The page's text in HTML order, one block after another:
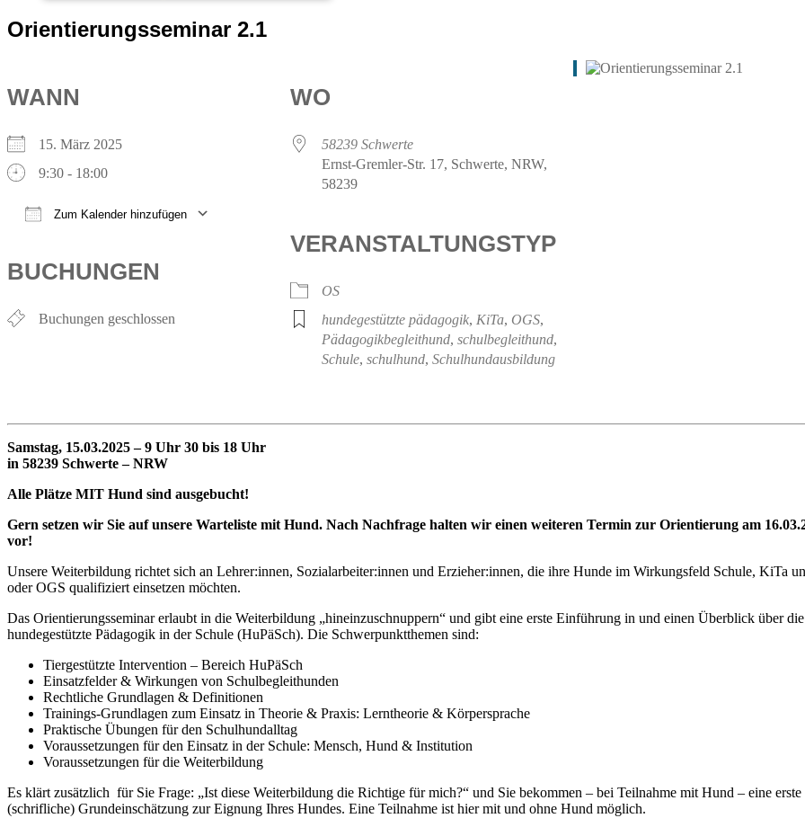
Orientierungsseminar 2.1
WANN
15. März 2025
9:30 - 18:00
Zum Kalender hinzufügen
Outlook Live
BUCHUNGEN
Buchungen geschlossen
WO
58239 Schwerte
Ernst-Gremler-Str. 17, Schwerte, NRW,
58239
VERANSTALTUNGSTYP
OS
hundegestützte pädagogik, KiTa, OGS,
Pädagogikbegleithund, schulbegleithund,
Schule, schulhund, Schulhundausbildung
Samstag, 15.03.2025 – 9 Uhr 30 bis 18 Uhr
in 58239 Schwerte – NRW
Alle Plätze MIT Hund sind ausgebucht!
Gern setzen wir Sie auf unsere Warteliste mit Hund. Nach Nachfrage halten wir einen weiteren Termin zur Orientierung am
vor!
Unsere Weiterbildung richtet sich an Lehrer:innen, Sozialarbeiter:innen und Erzieher:innen, die ihre Hunde im Wirkungsfeld Schule, KiTa
oder OGS qualifiziert einsetzen möchten.
Das Orientierungsseminar erlaubt in die Weiterbildung „hineinzuschnuppern“ und gibt eine erste Einführung in und einen Überblick über die
hundegestützte Pädagogik in der Schule (HuPäSch). Die Schwerpunktthemen sind:
Tiergestützte Intervention – Bereich HuPäSch
Einsatzfelder & Wirkungen von Schulbegleithunden
Rechtliche Grundlagen & Definitionen
Trainings-Grundlagen zum Einsatz in Theorie & Praxis: Lerntheorie & Körpersprache
Praktische Übungen für den Schulhundalltag
Voraussetzungen für den Einsatz in der Schule: Mensch, Hund & Institution
Voraussetzungen für die Weiterbildung
Es klärt zusätzlich für Sie Frage: „Ist diese Weiterbildung die Richtige für mich?“ und Sie bekommen – bei Teilnahme mit Hund – eine erste
(schrifliche) Grundeinschätzung zur Eignung Ihres Hundes. Eine Teilnahme ist hier mit und ohne Hund möglich.